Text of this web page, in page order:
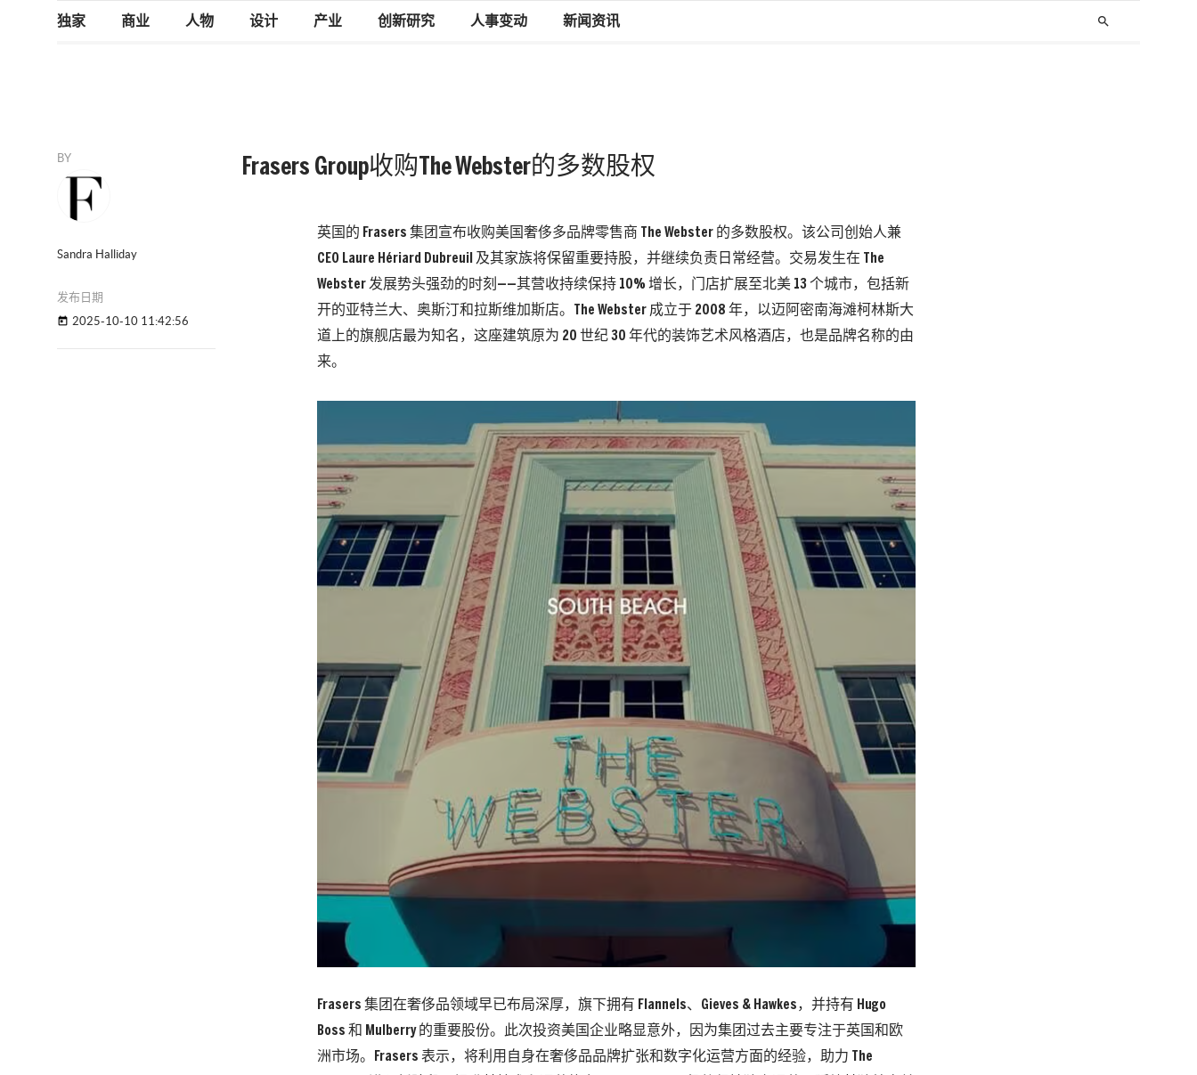
独家 商业 人物 设计 产业 创新研究 人事变动 新闻资讯 search
BY
Sandra Halliday
发布日期
today 2025-10-10 11:42:56
Frasers Group收购The Webster的多数股权
英国的 Frasers 集团宣布收购美国奢侈多品牌零售商 The Webster 的多数股权。该公司创始人兼
CEO Laure Hériard Dubreuil 及其家族将保留重要持股，并继续负责日常经营。交易发生在 The
Webster 发展势头强劲的时刻——其营收持续保持 10% 增长，门店扩展至北美 13 个城市，包括新
开的亚特兰大、奥斯汀和拉斯维加斯店。The Webster 成立于 2008 年，以迈阿密南海滩柯林斯大
道上的旗舰店最为知名，这座建筑原为 20 世纪 30 年代的装饰艺术风格酒店，也是品牌名称的由
来。
Frasers 集团在奢侈品领域早已布局深厚，旗下拥有 Flannels、Gieves & Hawkes，并持有 Hugo
Boss 和 Mulberry 的重要股份。此次投资美国企业略显意外，因为集团过去主要专注于英国和欧
洲市场。Frasers 表示，将利用自身在奢侈品品牌扩张和数字化运营方面的经验，助力 The